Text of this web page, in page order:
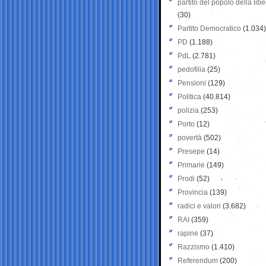
partito del popolo della
(30)
Partito Democratico (1.034)
PD (1.188)
PdL (2.781)
pedofilia (25)
Pensioni (129)
Politica (40.814)
polizia (253)
Porto (12)
povertà (502)
Presepe (14)
Primarie (149)
Prodi (52)
Provincia (139)
radici e valori (3.682)
RAI (359)
rapine (37)
Razzismo (1.410)
Referendum (200)